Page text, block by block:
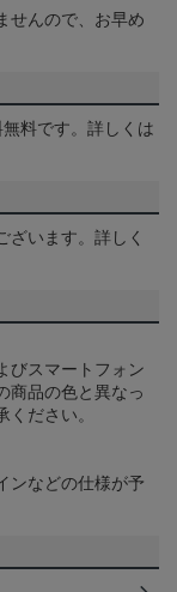
せんので、お早め
料です。詳しくは
ざいます。詳しく
びスマートフォン
商品の色と異なっ
ださい。
ンなどの仕様が予